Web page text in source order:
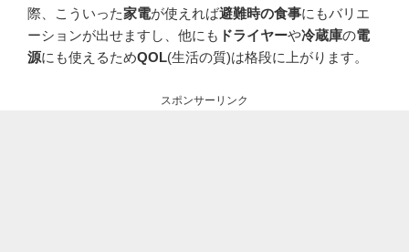
際、こういった家電が使えれば避難時の食事にもバリエ
ーションが出せますし、他にも ドライヤーや冷蔵庫の電
源にも使えるためQOL(生活の質)は格段に上がります。
スポンサーリンク